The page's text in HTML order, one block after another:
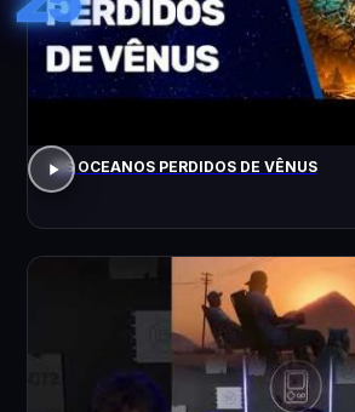
OS OCEANOS PERDIDOS DE VÊNUS